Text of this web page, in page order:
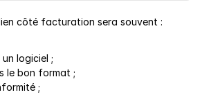
côté facturation sera souvent :
logiciel ;
le bon format ;
;